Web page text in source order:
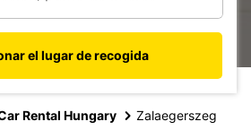
el lugar de recogida
Rental Hungary Zalaegerszeg